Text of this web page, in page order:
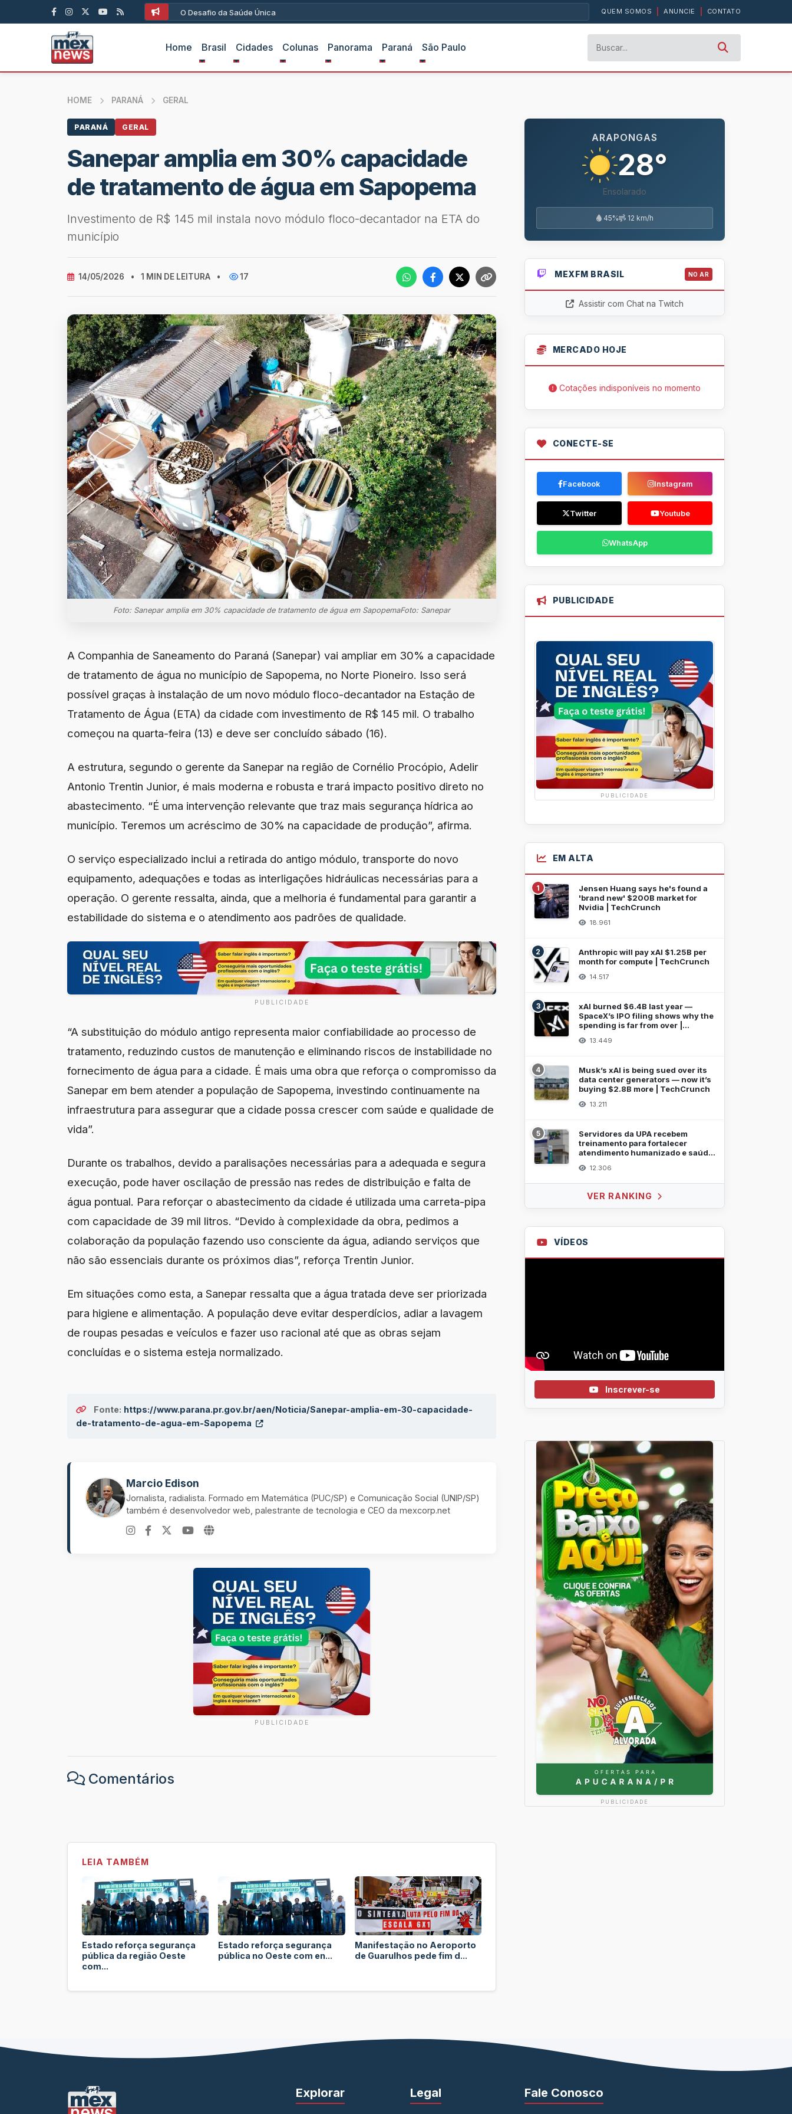
O Desafio da Saúde Única QUEM SOMOS ANUNCIE CONTATO
Home Brasil Cidades Colunas Panorama Paraná São Paulo
HOME PARANÁ GERAL
PARANÁ GERAL
Sanepar amplia em 30% capacidade
de tratamento de água em Sapopema
Investimento de R$ 145 mil instala novo módulo floco-decantador na ETA do
município
14/05/2026 • 1 MIN DE LEITURA • 17
Foto: Sanepar amplia em 30% capacidade de tratamento de água em SapopemaFoto: Sanepar
A Companhia de Saneamento do Paraná (Sanepar) vai ampliar em 30% a capacidade
de tratamento de água no município de Sapopema, no Norte Pioneiro. Isso será
possível graças à instalação de um novo módulo floco-decantador na Estação de
Tratamento de Água (ETA) da cidade com investimento de R$ 145 mil. O trabalho
começou na quarta-feira (13) e deve ser concluído sábado (16).
A estrutura, segundo o gerente da Sanepar na região de Cornélio Procópio, Adelir
Antonio Trentin Junior, é mais moderna e robusta e trará impacto positivo direto no
abastecimento. “É uma intervenção relevante que traz mais segurança hídrica ao
município. Teremos um acréscimo de 30% na capacidade de produção”, afirma.
O serviço especializado inclui a retirada do antigo módulo, transporte do novo
equipamento, adequações e todas as interligações hidráulicas necessárias para a
operação. O gerente ressalta, ainda, que a melhoria é fundamental para garantir a
estabilidade do sistema e o atendimento aos padrões de qualidade.
PUBLICIDADE
“A substituição do módulo antigo representa maior confiabilidade ao processo de
tratamento, reduzindo custos de manutenção e eliminando riscos de instabilidade no
fornecimento de água para a cidade. É mais uma obra que reforça o compromisso da
Sanepar em bem atender a população de Sapopema, investindo continuamente na
infraestrutura para assegurar que a cidade possa crescer com saúde e qualidade de
vida”.
Durante os trabalhos, devido a paralisações necessárias para a adequada e segura
execução, pode haver oscilação de pressão nas redes de distribuição e falta de
água pontual. Para reforçar o abastecimento da cidade é utilizada uma carreta-pipa
com capacidade de 39 mil litros. “Devido à complexidade da obra, pedimos a
colaboração da população fazendo uso consciente da água, adiando serviços que
não são essenciais durante os próximos dias”, reforça Trentin Junior.
Em situações como esta, a Sanepar ressalta que a água tratada deve ser priorizada
para higiene e alimentação. A população deve evitar desperdícios, adiar a lavagem
de roupas pesadas e veículos e fazer uso racional até que as obras sejam
concluídas e o sistema esteja normalizado.
Fonte: https://www.parana.pr.gov.br/aen/Noticia/Sanepar-amplia-em-30-capacidade-
de-tratamento-de-agua-em-Sapopema
Marcio Edison
Jornalista, radialista. Formado em Matemática (PUC/SP) e Comunicação Social (UNIP/SP)
também é desenvolvedor web, palestrante de tecnologia e CEO da mexcorp.net
PUBLICIDADE
Comentários
LEIA TAMBÉM
Estado reforça segurança
pública da região Oeste
com...
Estado reforça segurança
pública no Oeste com en...
Manifestação no Aeroporto
de Guarulhos pede fim d...
ARAPONGAS
28°
Ensolarado
45% 12 km/h
MEXFM BRASIL NO AR
Assistir com Chat na Twitch
MERCADO HOJE
Cotações indisponíveis no momento
CONECTE-SE
Facebook Instagram
Twitter Youtube
WhatsApp
PUBLICIDADE
PUBLICIDADE
EM ALTA
1
Jensen Huang says he's found a
'brand new' $200B market for
Nvidia | TechCrunch
18.961
2
Anthropic will pay xAI $1.25B per
month for compute | TechCrunch
14.517
3
xAI burned $6.4B last year —
SpaceX’s IPO filing shows why the
spending is far from over |
13.449
4
Musk’s xAI is being sued over its
data center generators — now it’s
buying $2.8B more | TechCrunch
13.211
5
Servidores da UPA recebem
treinamento para fortalecer
atendimento humanizado e saúde
12.306
VER RANKING
VÍDEOS
Inscrever-se
PUBLICIDADE
Explorar Legal Fale Conosco